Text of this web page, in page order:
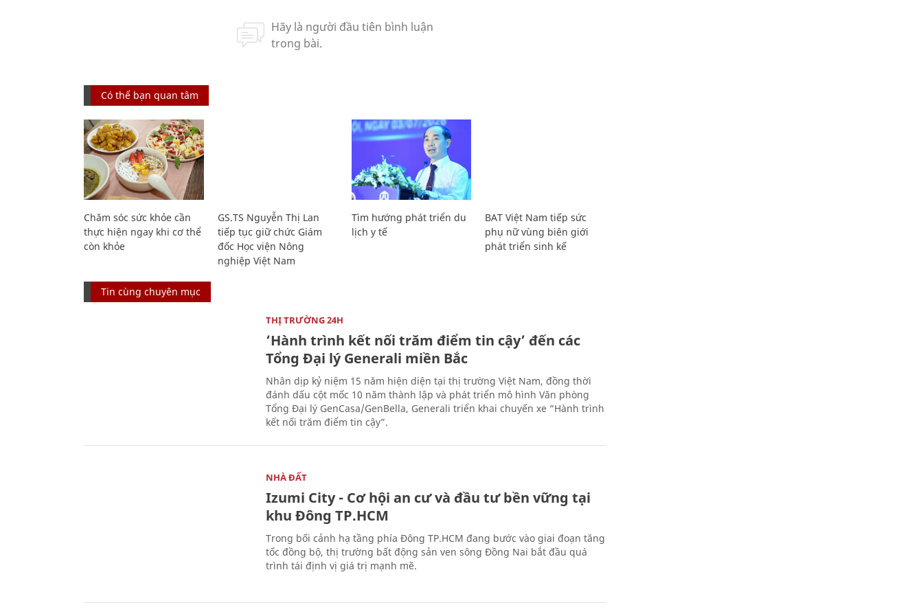
Có thể bạn quan tâm
Chăm sóc sức khỏe cần
thực hiện ngay khi cơ thể
còn khỏe
GS.TS Nguyễn Thị Lan
tiếp tục giữ chức Giám
đốc Học viện Nông
nghiệp Việt Nam
Tìm hướng phát triển du
lịch y tế
BAT Việt Nam tiếp sức
phụ nữ vùng biên giới
phát triển sinh kế
Tin cùng chuyên mục
THỊ TRƯỜNG 24H
‘Hành trình kết nối trăm điểm tin cậy’ đến các
Tổng Đại lý Generali miền Bắc
Nhân dịp kỷ niệm 15 năm hiện diện tại thị trường Việt Nam, đồng thời
đánh dấu cột mốc 10 năm thành lập và phát triển mô hình Văn phòng
Tổng Đại lý GenCasa/GenBella, Generali triển khai chuyến xe “Hành trình
kết nối trăm điểm tin cậy”.
NHÀ ĐẤT
Izumi City - Cơ hội an cư và đầu tư bền vững tại
khu Đông TP.HCM
Trong bối cảnh hạ tầng phía Đông TP.HCM đang bước vào giai đoạn tăng
tốc đồng bộ, thị trường bất động sản ven sông Đồng Nai bắt đầu quá
trình tái định vị giá trị mạnh mẽ.